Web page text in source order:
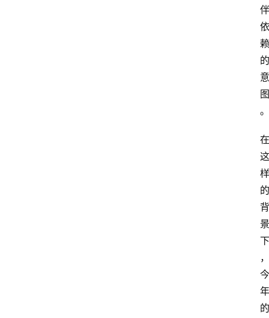
伴
依
赖
的
意
图
。
在
这
样
的
背
景
下
，
今
年
的